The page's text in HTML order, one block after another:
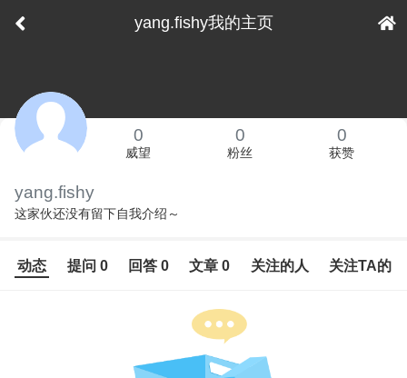
yang.fishy我的主页
下拉刷新
0
威望
0
粉丝
0
获赞
yang.fishy
这家伙还没有留下自我介绍～
动态 提问 0 回答 0 文章 0 关注的人 关注TA的